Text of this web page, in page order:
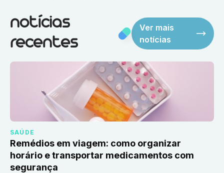
notícias
recentes
Ver mais
notícias
SAÚDE
Remédios em viagem: como organizar
horário e transportar medicamentos com
segurança